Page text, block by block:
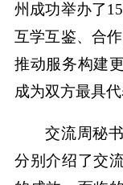
州成功举办了
互学互鉴、合
推动服务构建
成为双方最具
交流周秘
分别介绍了交